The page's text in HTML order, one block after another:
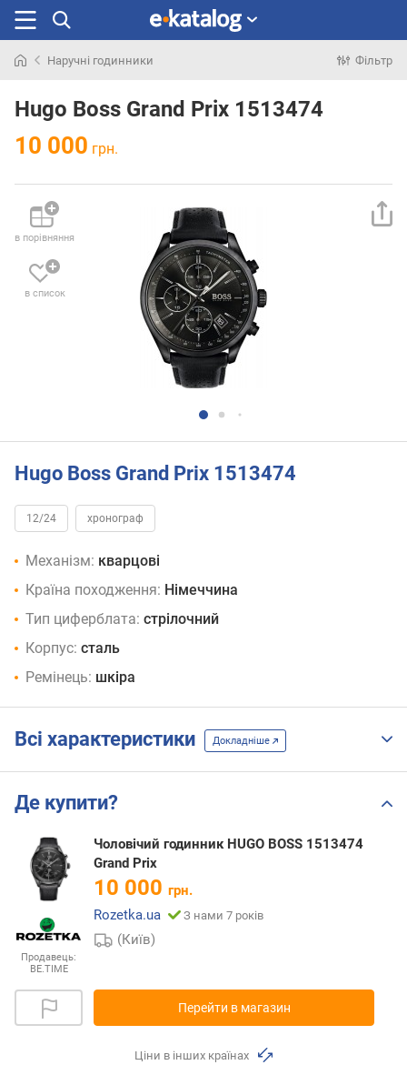
раніше
Наручні годинники Фільтр
Hugo Boss Grand Prix 1513474
10 000 грн.
в порівняння
в список
Hugo Boss Grand Prix 1513474
12/24 хронограф
Механізм: кварцові
Країна походження: Німеччина
Тип циферблата: стрілочний
Корпус: сталь
Ремінець: шкіра
Всі характеристики Докладніше
Де купити?
Продавець:
BE.TIME
Чоловічий годинник HUGO BOSS 1513474
Grand Prix
10 000 грн.
Rozetka.ua
З нами 7 років
(Київ)
Перейти в магазин
Ціни в інших країнах